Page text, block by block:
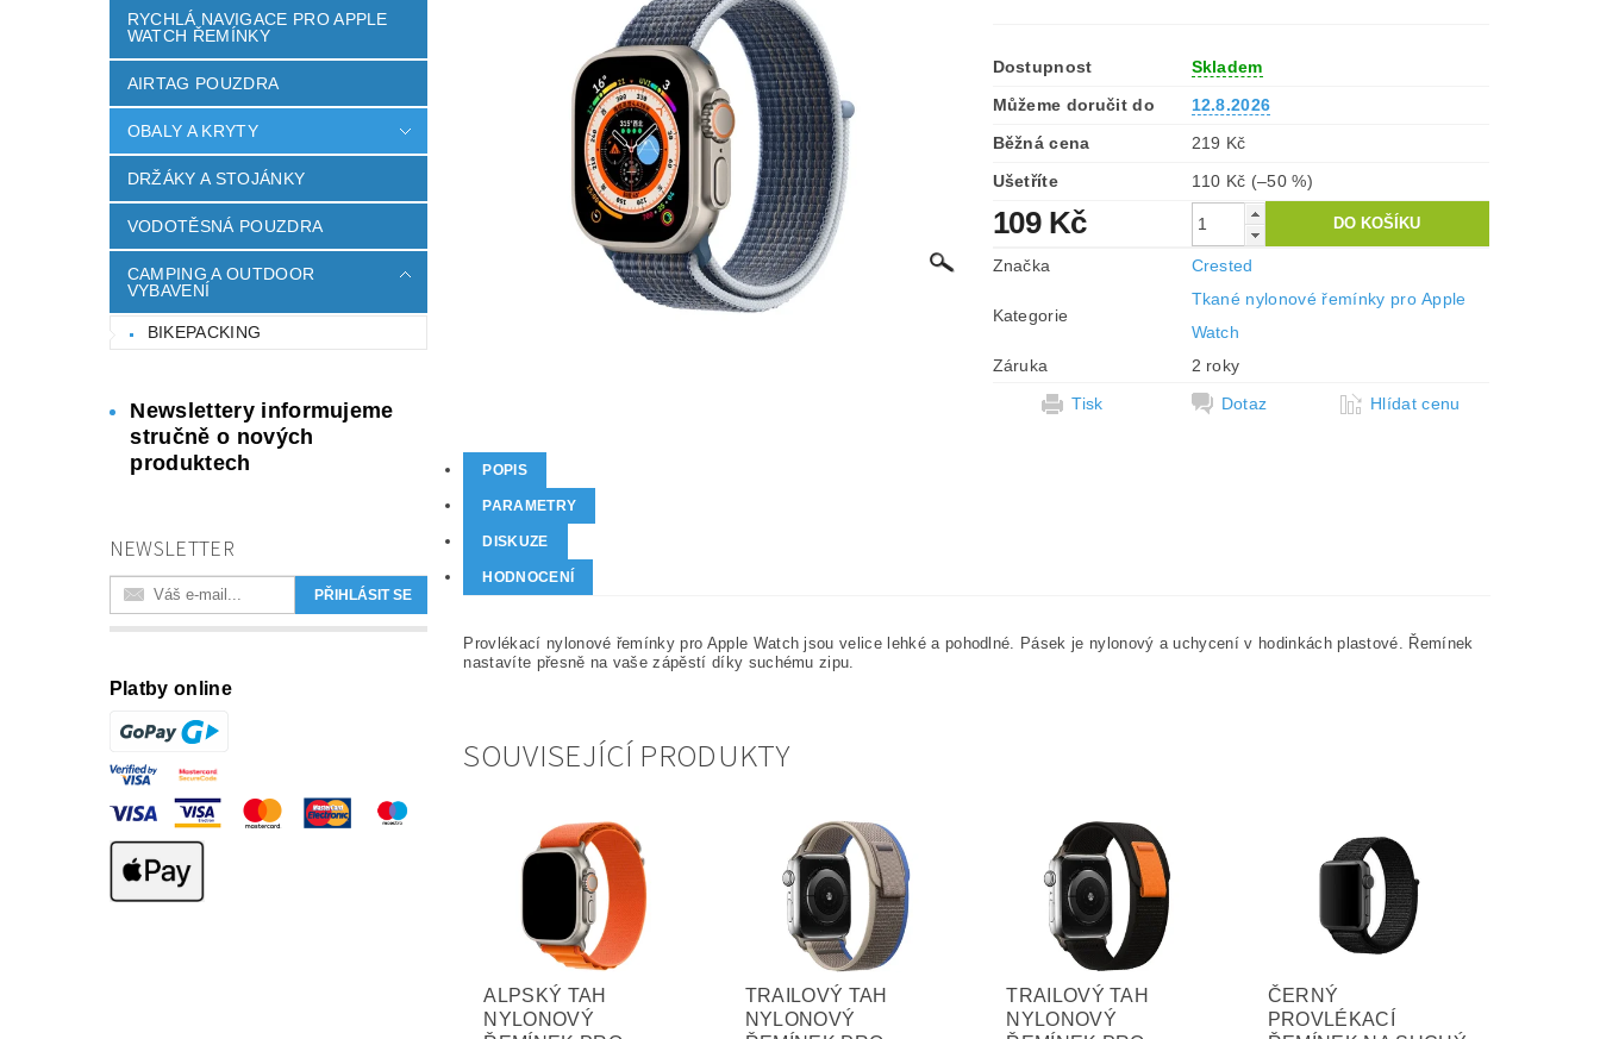
RYCHLÁ NAVIGACE PRO APPLE
WATCH ŘEMÍNKY
AIRTAG POUZDRA
OBALY A KRYTY
DRŽÁKY A STOJÁNKY
VODOTĚSNÁ POUZDRA
CAMPING A OUTDOOR
VYBAVENÍ
BIKEPACKING
Newslettery informujeme
stručně o nových
produktech
NEWSLETTER
Platby online
Dostupnost
Skladem
Můžeme doručit do
12.8.2026
Běžná cena
219 Kč
Ušetříte
110 Kč (–50 %)
109 Kč
Značka Crested
Kategorie
Tkané nylonové řemínky pro Apple
Watch
Záruka
2 roky
Tisk
Dotaz Hlídat cenu
POPIS
PARAMETRY
DISKUZE
HODNOCENÍ
Provlékací nylonové řemínky pro Apple Watch jsou velice lehké a pohodlné. Pásek je nylonový a uchycení v hodinkách plastové. Řemínek
nastavíte přesně na vaše zápěstí díky suchému zipu.
SOUVISEJÍCÍ PRODUKTY
ALPSKÝ TAH
NYLONOVÝ
TRAILOVÝ TAH
NYLONOVÝ
TRAILOVÝ TAH
NYLONOVÝ
ČERNÝ
PROVLÉKACÍ